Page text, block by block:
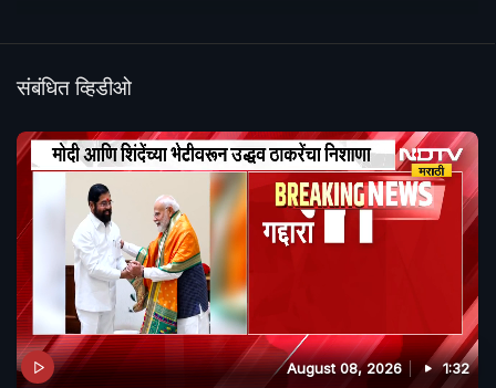
संबंधित व्हिडीओ
August 08, 2026 1:32